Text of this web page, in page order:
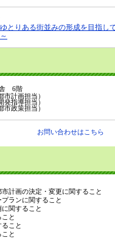
とりある街並みの形成を目指し
舎 6階
市計画担当）
発指導担当）
市政策担当）
お問い合わせはこちら
市計画の決定・変更に関すること
プランに関すること
に関すること
こと
ること
こと